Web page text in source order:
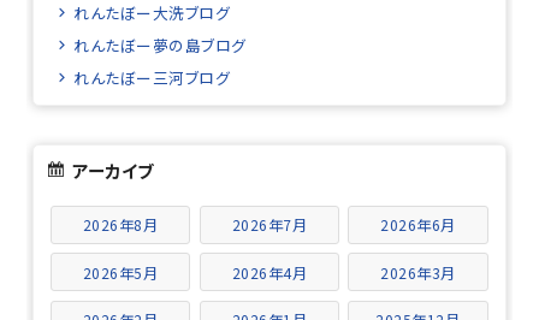
れんたぼー大洗ブログ
れんたぼー夢の島ブログ
れんたぼー三河ブログ
アーカイブ
2026年8月 2026年7月 2026年6月
2026年5月 2026年4月 2026年3月